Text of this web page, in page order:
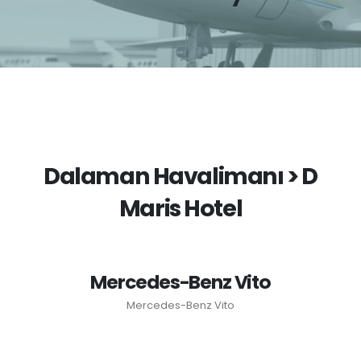
Dalaman Havalimanı > D
Maris Hotel
Mercedes-Benz Vito
Mercedes-Benz Vito